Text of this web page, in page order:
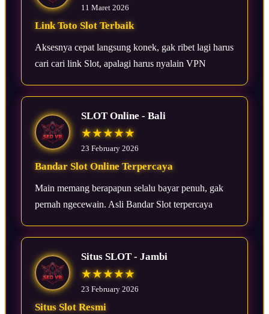
11 Maret 2026
Link Toto Slot Terbaik
Aksesnya cepat langsung konek, gak ribet lagi harus
cari cari link Slot, apalagi harus nyalain VPN
SLOT Online - Bali
★★★★★
23 February 2026
Bandar Slot Online Terpercaya
Main memang berapapun selalu bayar penuh, gak
pernah ngecewain. Asli Bandar Slot terpercaya
Situs SLOT - Jambi
★★★★★
23 February 2026
Situs Slot Resmi